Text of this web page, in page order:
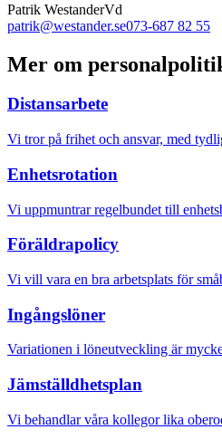
Patrik WestanderVd
patrik@westander.se073-687 82 55
Mer om
Distansarbete
Vi tror på frihet och ansvar, med
Enhetsrotation
Vi uppmuntrar regelbundet till
Föräldrapolicy
Vi vill vara en bra arbetsplats för
Ingångslöner
Variationen i löneutveckling är
Jämställdhetsplan
Vi behandlar våra kollegor lika